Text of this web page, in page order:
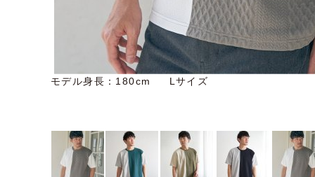
モデル身長：180cm Lサイズ